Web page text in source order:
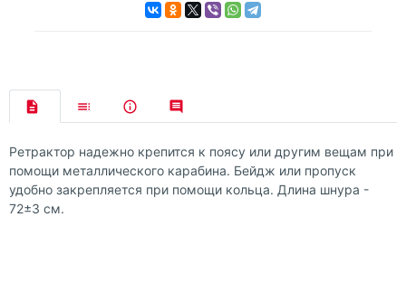
Ретрактор надежно крепится к поясу или другим вещам при
помощи металлического карабина. Бейдж или пропуск
удобно закрепляется при помощи кольца. Длина шнура -
72±3 см.